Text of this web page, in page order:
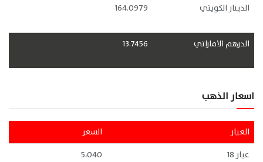
الدينار الكويتي
164.0979
الدرهم الاماراتي 13.7456
اسعار الذهب
العيار
السعر
عيار 18
5،040